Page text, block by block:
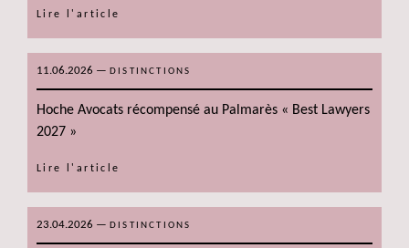
Lire l'article
11.06.2026 — DISTINCTIONS
Hoche Avocats récompensé au Palmarès « Best Lawyers
2027 »
Lire l'article
23.04.2026 — DISTINCTIONS